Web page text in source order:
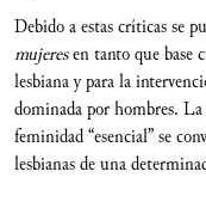
Debido a estas críticas se
mujeresen tanto que base
lesbiana y para la
dominada por hombres. La
feminidad “esencial” se
lesbianas de una